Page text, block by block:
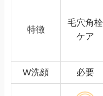
特徴
毛穴角栓
ケア
W洗顔 必要